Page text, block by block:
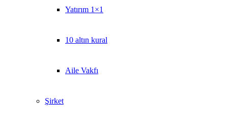
Yatırım 1×1
10 altın kural
Aile Vakfı
Şirket